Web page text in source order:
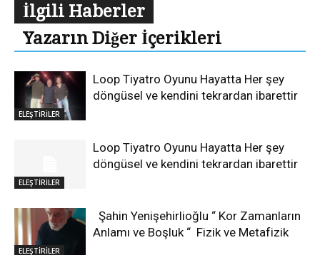
İlgili Haberler
Yazarın Diğer İçerikleri
ELEŞTİRİLER
Loop Tiyatro Oyunu Hayatta Her şey
döngüsel ve kendini tekrardan ibarettir
ELEŞTİRİLER
Loop Tiyatro Oyunu Hayatta Her şey
döngüsel ve kendini tekrardan ibarettir
ELEŞTİRİLER
Şahin Yenişehirlioğlu “ Kor Zamanların
Anlamı ve Boşluk “ Fizik ve Metafizik